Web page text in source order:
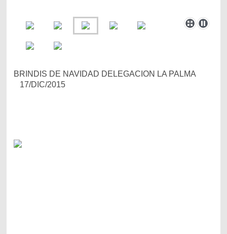
BRINDIS DE NAVIDAD DELEGACION LA PALMA
17/DIC/2015